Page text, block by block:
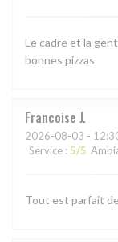
Le cadre et la
bonnes pizzas
Francoise J
2026-08-03 -
Service : 5/5
Tout est parfait